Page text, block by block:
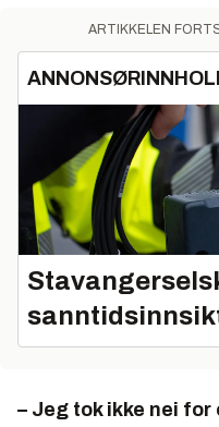
dry bulk goods
Sasan Mameghani
information for the
Tom-Erik von
management for
Sondre Bjørnebekk
ARTIKKELEN
– Jeg tok ikke nei